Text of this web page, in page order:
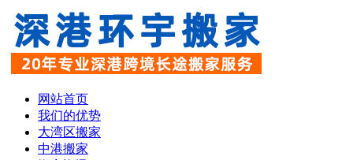
网站首页
我们的优势
大湾区搬家
中港搬家